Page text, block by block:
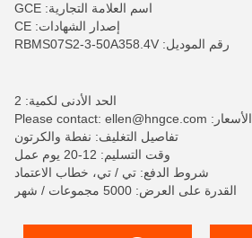
اسم العلامة التجارية: GCE
إصدار الشهادات: CE
رقم الموديل: RBMS07S2-3-50A358.4V
الحد الأدنى لكمية: 2
الأسعار: Please contact: ellen@hngce.com
تفاصيل التغليف: نفطة والكرتون
وقت التسليم: 12-20 يوم عمل
شروط الدفع: تي / تي، خطاب الاعتماد
القدرة على العرض: 5000 مجموعات / شهر